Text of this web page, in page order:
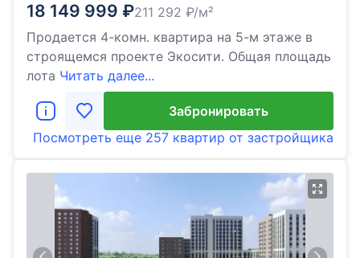
18 149 999 ₽211 292 ₽/м²
Продается 4-комн. квартира на 5-м этаже в
строящемся проекте Экосити. Общая площадь
лота Читать далее...
Забронировать
Посмотреть еще 257 квартир от застройщика